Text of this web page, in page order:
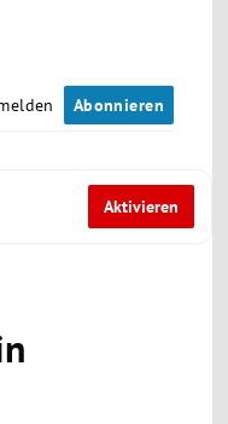
Abonnieren
Aktivieren